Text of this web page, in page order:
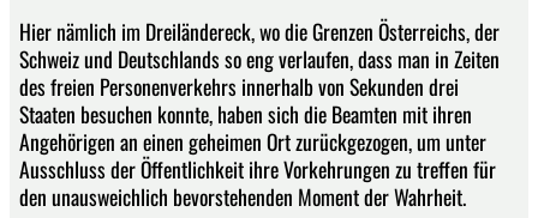
Hier nämlich im Dreiländereck, wo die Grenzen Österreichs, der
Schweiz und Deutschlands so eng verlaufen, dass man in Zeiten
des freien Personenverkehrs innerhalb von Sekunden drei
Staaten besuchen konnte, haben sich die Beamten mit ihren
Angehörigen an einen geheimen Ort zurückgezogen, um unter
Ausschluss der Öffentlichkeit ihre Vorkehrungen zu treffen für
den unausweichlich bevorstehenden Moment der Wahrheit.